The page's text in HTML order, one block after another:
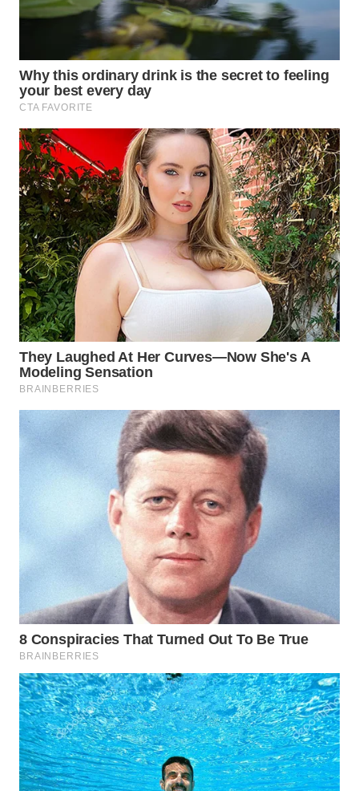
WN
WN
SUMEDANG
WN
CIANJUR
WN
KEPULAUAN
SERIBU
WN
TANGERANG
WN
BINJAI
CIREBON
WN
INDRAMAYU
KUNINGAN
MAJALENGKA
WN
SUBANG
WN
SUKABUMI
WN
PURWAKARTA